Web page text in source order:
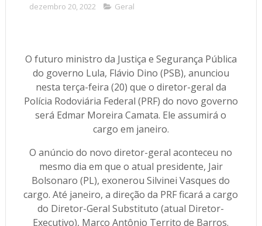
dezembro 20, 2022 Geral
O futuro ministro da Justiça e Segurança Pública
do governo Lula, Flávio Dino (PSB), anunciou
nesta terça-feira (20) que o diretor-geral da
Polícia Rodoviária Federal (PRF) do novo governo
será Edmar Moreira Camata. Ele assumirá o
cargo em janeiro.
O anúncio do novo diretor-geral aconteceu no
mesmo dia em que o atual presidente, Jair
Bolsonaro (PL), exonerou Silvinei Vasques do
cargo. Até janeiro, a direção da PRF ficará a cargo
do Diretor-Geral Substituto (atual Diretor-
Executivo), Marco Antônio Territo de Barros.